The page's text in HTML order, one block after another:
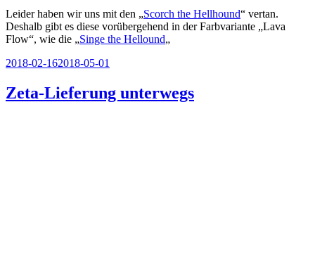
Leider haben wir uns mit den „Scorch the Hellhound“ vertan.
Deshalb gibt es diese vorübergehend in der Farbvariante „Lava
Flow“, wie die „Singe the Hellound„
Veröffentlicht
2018-02-162018-05-01
Zeta-Lieferung unterwegs